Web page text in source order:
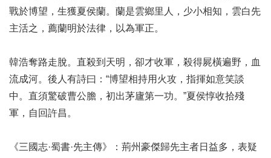
戰於博望，生獲夏侯蘭。蘭是雲鄉里人，少小相知，雲白先
主活之，薦蘭明於法律，以為軍正。
韓浩奪路走脫。直殺到天明，卻才收軍，殺得屍橫遍野，血
流成河。後人有詩曰：“博望相持用火攻，指揮如意笑談
中。直須驚破曹公膽，初出茅廬第一功。”夏侯惇收拾殘
軍，自回許昌。
《三國志·蜀書·先主傳》：荊州豪傑歸先主者日益多，表疑